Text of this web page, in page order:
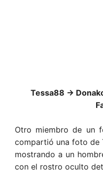
Tessa88 →
Otro miembro de un
compartió una foto de
mostrando a un
con el rostro oculto